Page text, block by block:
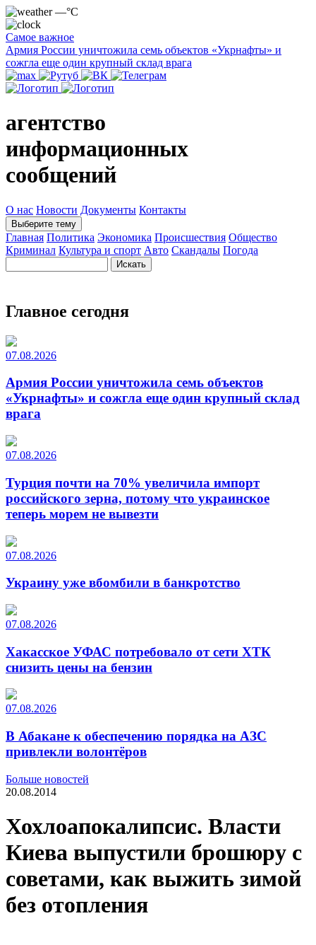
—°C
Самое важное
Армия России уничтожила семь объектов «Укрнафты» и
сожгла еще один крупный склад врага
агентство
информационных
сообщений
О нас Новости Документы Контакты
Выберите тему
Главная Политика Экономика Происшествия Общество
Криминал Культура и спорт Авто Скандалы Погода
Главное сегодня
07.08.2026
Армия России уничтожила семь объектов
«Укрнафты» и сожгла еще один крупный склад
врага
07.08.2026
Турция почти на 70% увеличила импорт
российского зерна, потому что украинское
теперь морем не вывезти
07.08.2026
Украину уже вбомбили в банкротство
07.08.2026
Хакасское УФАС потребовало от сети ХТК
снизить цены на бензин
07.08.2026
В Абакане к обеспечению порядка на АЗС
привлекли волонтёров
Больше новостей
20.08.2014
Хохлоапокалипсис. Власти
Киева выпустили брошюру с
советами, как выжить зимой
без отопления